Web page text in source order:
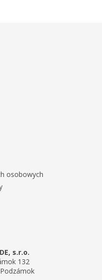
osobowych
s.r.o.
132